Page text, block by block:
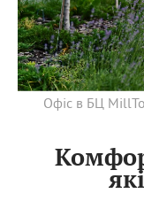
Офіс в БЦ